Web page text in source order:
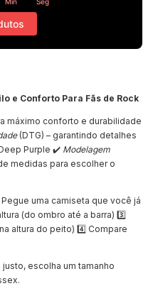
e Conforto Para Fãs de Rock
máximo conforto e durabilidade
(DTG) – garantindo detalhes
Purple ✔️ Modelagem
medidas para escolher o
Pegue uma camiseta que você já
(do ombro até a barra) 3️⃣
altura do peito) 4️⃣ Compare
escolha um tamanho